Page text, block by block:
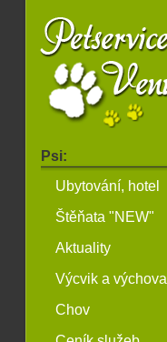
Psi:
Ubytování, hotel
Štěňata "NEW"
Aktuality
Výcvik a výchova
Chov